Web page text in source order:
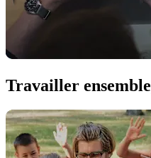
Travailler